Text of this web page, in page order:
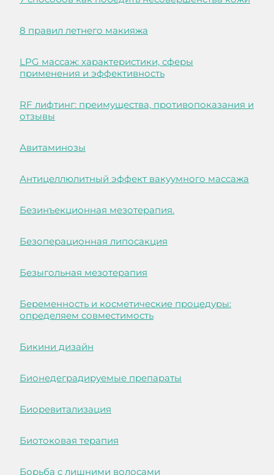
8 правил летнего макияжа
LPG массаж: характеристики, сферы
применения и эффективность
RF лифтинг: преимущества, противопоказания и
отзывы
Авитаминозы
Антицеллюлитный эффект вакуумного массажа
Безинъекционная мезотерапия.
Безоперационная липосакция
Безыгольная мезотерапия
Беременность и косметические процедуры:
определяем совместимость
Бикини дизайн
Бионедеградируемые препараты
Биоревитализация
Биотоковая терапия
Борьба с лишними волосами